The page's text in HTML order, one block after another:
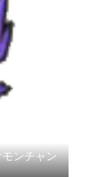
ンチャン